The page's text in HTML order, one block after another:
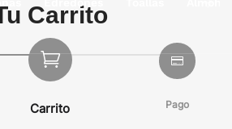
Carrito

Carrito

Pago